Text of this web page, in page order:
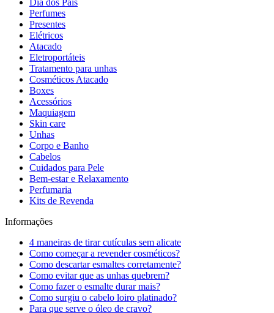
Dia dos Pais
Perfumes
Presentes
Elétricos
Atacado
Eletroportáteis
Tratamento para unhas
Cosméticos Atacado
Boxes
Acessórios
Maquiagem
Skin care
Unhas
Corpo e Banho
Cabelos
Cuidados para Pele
Bem-estar e Relaxamento
Perfumaria
Kits de Revenda
Informações
4 maneiras de tirar cutículas sem alicate
Como começar a revender cosméticos?
Como descartar esmaltes corretamente?
Como evitar que as unhas quebrem?
Como fazer o esmalte durar mais?
Como surgiu o cabelo loiro platinado?
Para que serve o óleo de cravo?